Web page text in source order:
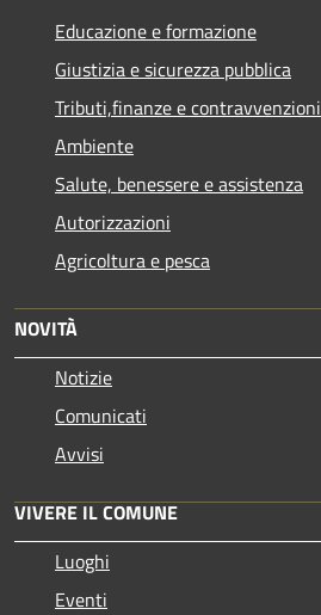
Educazione e formazione
Giustizia e sicurezza pubblica
Tributi,finanze e contravvenzioni
Ambiente
Salute, benessere e assistenza
Autorizzazioni
Agricoltura e pesca
NOVITÀ
Notizie
Comunicati
Avvisi
VIVERE IL COMUNE
Luoghi
Eventi